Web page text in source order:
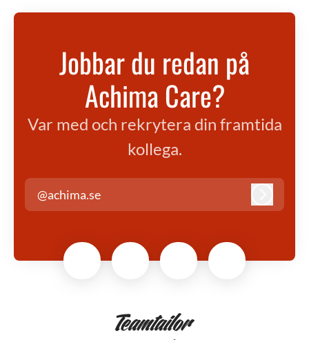
Jobbar du redan på
Achima Care?
Var med och rekrytera din framtida
kollega.
@achima.se